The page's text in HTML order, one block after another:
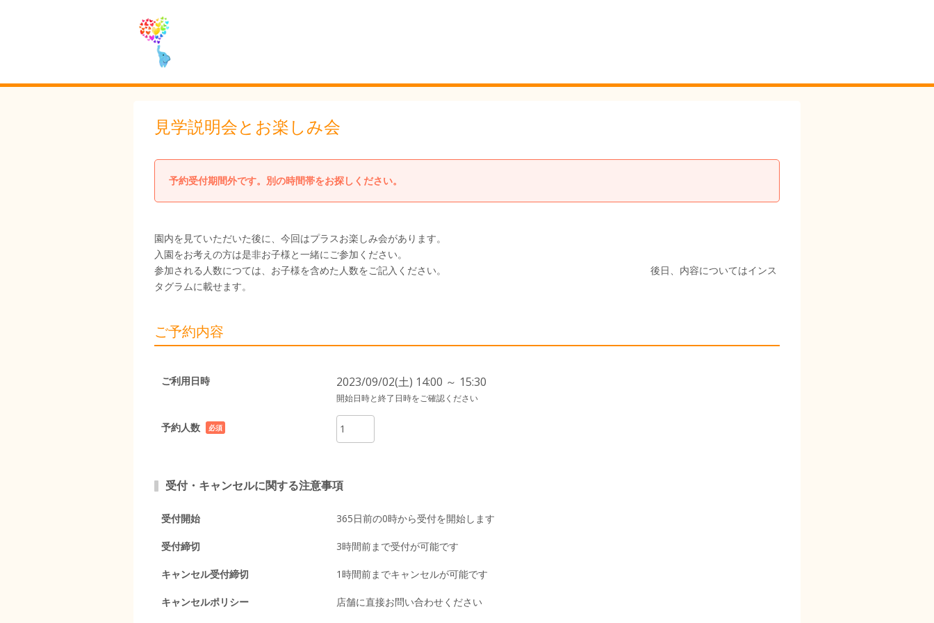
見学説明会とお楽しみ会
予約受付期間外です。別の時間帯をお探しください。
園内を見ていただいた後に、今回はプラスお楽しみ会があります。
入園をお考えの方は是非お子様と一緒にご参加ください。
参加される人数につては、お子様を含めた人数をご記入ください。 後日、内容についてはインス
タグラムに載せます。
ご予約内容
ご利用日時 2023/09/02(土) 14:00 ～ 15:30
開始日時と終了日時をご確認ください
予約人数
必須
受付・キャンセルに関する注意事項
受付開始 365日前の0時から受付を開始します
受付締切 3時間前まで受付が可能です
キャンセル受付締切 1時間前までキャンセルが可能です
キャンセルポリシー 店舗に直接お問い合わせください